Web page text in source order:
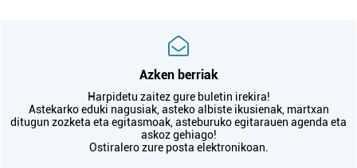
Azken berriak
Harpidetu zaitez gure buletin irekira!
Astekarko eduki nagusiak, asteko albiste ikusienak, martxan
ditugun zozketa eta egitasmoak, asteburuko egitarauen agenda eta
askoz gehiago!
Ostiralero zure posta elektronikoan.